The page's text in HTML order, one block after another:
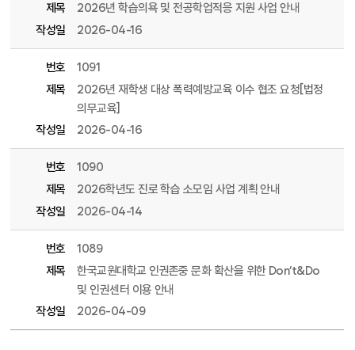
제목
2026년 학습의욕 및 전공학업적응 지원 사업 안내
작성일
2026-04-16
번호
1091
제목
2026년 재학생 대상 폭력예방교육 이수 협조 요청[법정
의무교육]
작성일
2026-04-16
번호
1090
제목
2026학년도 진로 학습 소모임 사업 계획 안내
작성일
2026-04-14
번호
1089
제목
한국교원대학교 인권존중 문화 확산을 위한 Don’t&Do
및 인권센터 이용 안내
작성일
2026-04-09